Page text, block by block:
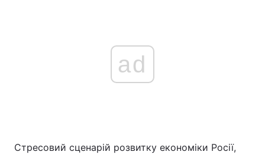
ad
Стресовий сценарій розвитку економіки Росії,